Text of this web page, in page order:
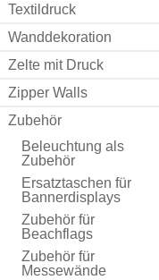
Textildruck
Wanddekoration
Zelte mit Druck
Zipper Walls
Zubehör
Beleuchtung als
Zubehör
Ersatztaschen für
Bannerdisplays
Zubehör für
Beachflags
Zubehör für
Messewände